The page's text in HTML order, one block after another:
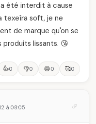
a été interdit à cause
texeîra soft, je ne
de marque qu'on se
lissants. 😘
👍0 👎0 😂0 🥰0
à 08:05